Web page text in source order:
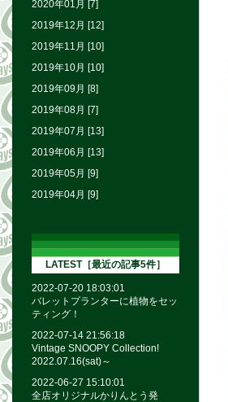
2020年01月 [7]
2019年12月 [12]
2019年11月 [10]
2019年10月 [10]
2019年09月 [8]
2019年08月 [7]
2019年07月 [13]
2019年06月 [13]
2019年05月 [9]
2019年04月 [9]
LATEST［最近の記事5件］
2022-07-20 18:03:01
バレットプランターに植物をセッ
ティング！
2022-07-14 21:56:18
Vintage SNOOPY Collection!
2022.07.16(sat)～
2022-06-27 15:10:01
全店オリジナルかりんとう発